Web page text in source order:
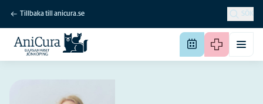
Tillbaka till anicura.se SÖK